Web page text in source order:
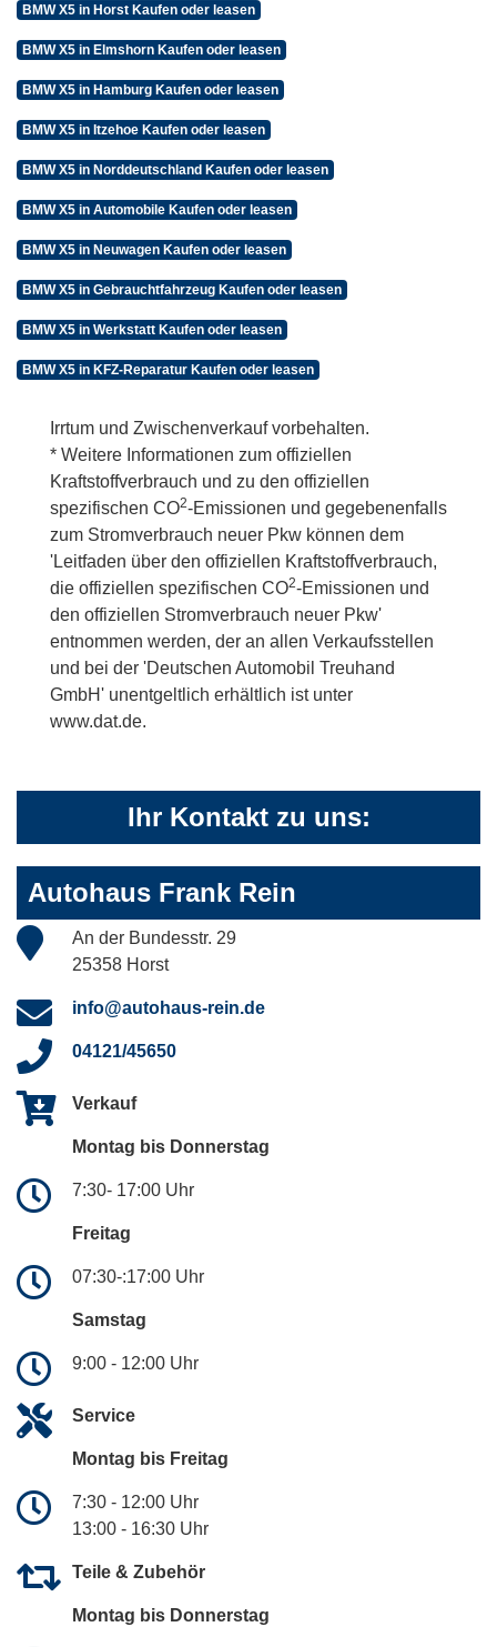
BMW X5 in Horst Kaufen oder leasen
BMW X5 in Elmshorn Kaufen oder leasen
BMW X5 in Hamburg Kaufen oder leasen
BMW X5 in Itzehoe Kaufen oder leasen
BMW X5 in Norddeutschland Kaufen oder leasen
BMW X5 in Automobile Kaufen oder leasen
BMW X5 in Neuwagen Kaufen oder leasen
BMW X5 in Gebrauchtfahrzeug Kaufen oder leasen
BMW X5 in Werkstatt Kaufen oder leasen
BMW X5 in KFZ-Reparatur Kaufen oder leasen
Irrtum und Zwischenverkauf vorbehalten.
* Weitere Informationen zum offiziellen
Kraftstoffverbrauch und zu den offiziellen
spezifischen CO2-Emissionen und gegebenenfalls
zum Stromverbrauch neuer Pkw können dem
'Leitfaden über den offiziellen Kraftstoffverbrauch,
die offiziellen spezifischen CO2-Emissionen und
den offiziellen Stromverbrauch neuer Pkw'
entnommen werden, der an allen Verkaufsstellen
und bei der 'Deutschen Automobil Treuhand
GmbH' unentgeltlich erhältlich ist unter
www.dat.de.
Ihr Kontakt zu uns:
Autohaus Frank Rein
An der Bundesstr. 29
25358 Horst
info@autohaus-rein.de
04121/45650
Verkauf
Montag bis Donnerstag
7:30- 17:00 Uhr
Freitag
07:30-:17:00 Uhr
Samstag
9:00 - 12:00 Uhr
Service
Montag bis Freitag
7:30 - 12:00 Uhr
13:00 - 16:30 Uhr
Teile & Zubehör
Montag bis Donnerstag